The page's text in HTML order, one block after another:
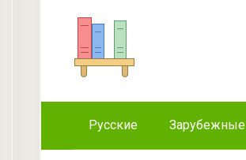
Русские Зарубежные